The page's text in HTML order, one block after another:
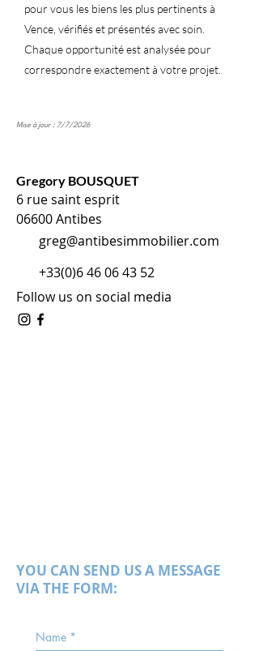
pour vous les biens les plus pertinents à
Vence, vérifiés et présentés avec soin.
Chaque opportunité est analysée pour
correspondre exactement à votre projet.
Mise à jour : 7/7/2026
Gregory BOUSQUET
6 rue saint esprit
06600 Antibes
greg@antibesimmobilier.com
+33(0)6 46 06 43 52
Follow us on social media
YOU CAN SEND US A MESSAGE
VIA THE FORM:
Name *